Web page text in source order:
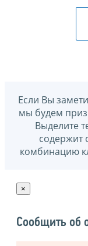
Если Вы
мы будем
Выделите
содержит
комбинацию
×
Сообщить об